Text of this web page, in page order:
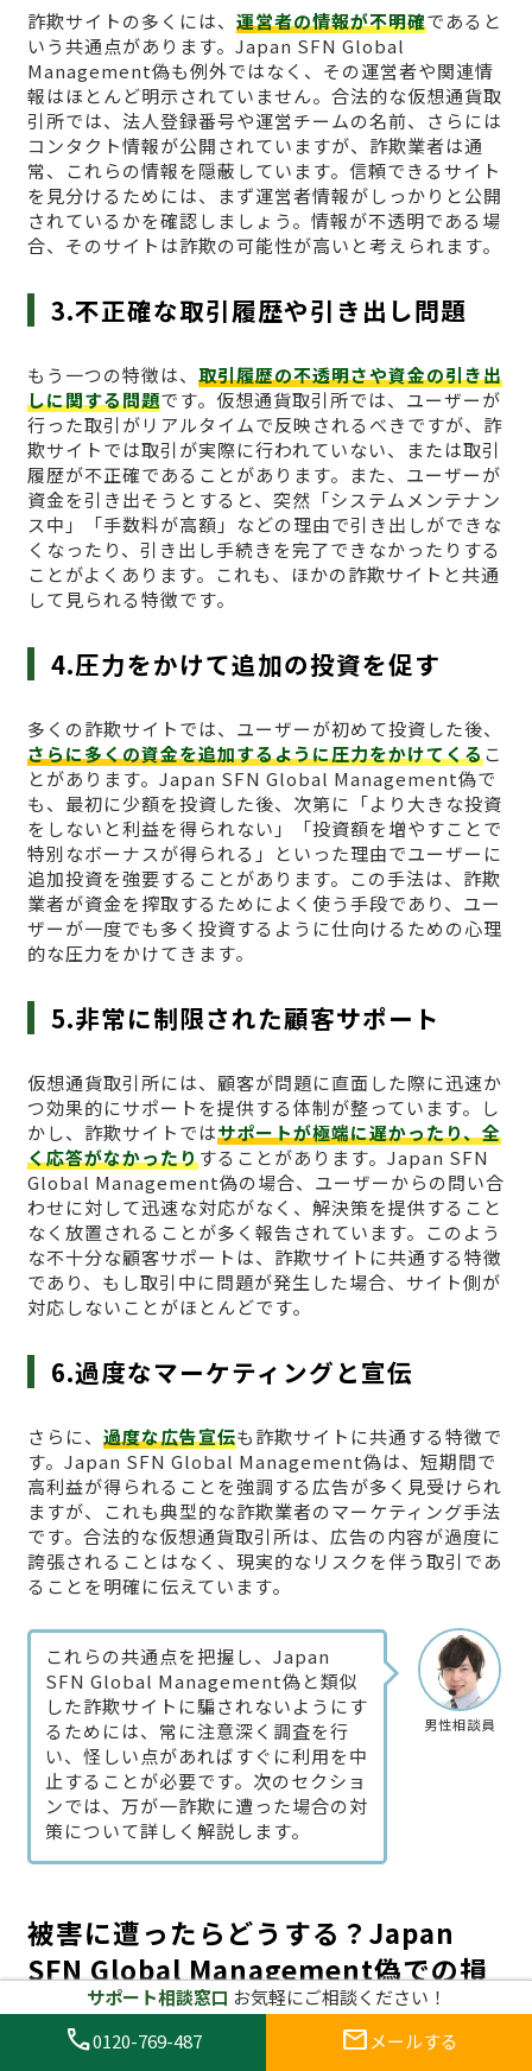
詐欺サイトの多くには、 運営者の情報が不明確であると
いう共通点があります。Japan SFN Global
Management偽も例外ではなく、その運営者や関連情
報はほとんど明示されていません。合法的な仮想通貨取
引所では、法人登録番号や運営チームの名前、さらには
コンタクト情報が公開されていますが、詐欺業者は通
常、これらの情報を隠蔽しています。信頼できるサイト
を見分けるためには、まず運営者情報がしっかりと公開
されているかを確認しましょう。情報が不透明である場
合、そのサイトは詐欺の可能性が高いと考えられます。
3.不正確な取引履歴や引き出し問題
もう一つの特徴は、 取引履歴の不透明さや資金の引き出
しに関する問題です。仮想通貨取引所では、ユーザーが
行った取引がリアルタイムで反映されるべきですが、詐
欺サイトでは取引が実際に行われていない、または取引
履歴が不正確であることがあります。また、ユーザーが
資金を引き出そうとすると、突然「システムメンテナン
ス中」「手数料が高額」などの理由で引き出しができな
くなったり、引き出し手続きを完了できなかったりする
ことがよくあります。これも、ほかの詐欺サイトと共通
して見られる特徴です。
4.圧力をかけて追加の投資を促す
多くの詐欺サイトでは、ユーザーが初めて投資した後、
さらに多くの資金を追加するように圧力をかけてくるこ
とがあります。Japan SFN Global Management偽で
も、最初に少額を投資した後、次第に「より大きな投資
をしないと利益を得られない」「投資額を増やすことで
特別なボーナスが得られる」といった理由でユーザーに
追加投資を強要することがあります。この手法は、詐欺
業者が資金を搾取するためによく使う手段であり、ユー
ザーが一度でも多く投資するように仕向けるための心理
的な圧力をかけてきます。
5.非常に制限された顧客サポート
仮想通貨取引所には、顧客が問題に直面した際に迅速か
つ効果的にサポートを提供する体制が整っています。し
かし、詐欺サイトではサポートが極端に遅かったり、全
く応答がなかったりすることがあります。Japan SFN
Global Management偽の場合、ユーザーからの問い合
わせに対して迅速な対応がなく、解決策を提供すること
なく放置されることが多く報告されています。このよう
な不十分な顧客サポートは、詐欺サイトに共通する特徴
であり、もし取引中に問題が発生した場合、サイト側が
対応しないことがほとんどです。
6.過度なマーケティングと宣伝
さらに、 過度な広告宣伝も詐欺サイトに共通する特徴で
す。Japan SFN Global Management偽は、短期間で
高利益が得られることを強調する広告が多く見受けられ
ますが、これも典型的な詐欺業者のマーケティング手法
です。合法的な仮想通貨取引所は、広告の内容が過度に
誇張されることはなく、現実的なリスクを伴う取引であ
ることを明確に伝えています。
男性相談員
これらの共通点を把握し、Japan
SFN Global Management偽と類似
した詐欺サイトに騙されないようにす
るためには、常に注意深く調査を行
い、怪しい点があればすぐに利用を中
止することが必要です。次のセクショ
ンでは、万が一詐欺に遭った場合の対
策について詳しく解説します。
被害に遭ったらどうする？Japan
SFN Global Management偽での損
失を最小限に抑える方法
サポート相談窓口 お気軽にご相談ください！
call0120-769-487 mail メールする